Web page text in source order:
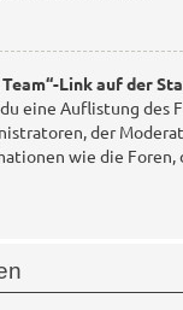
Link auf der
eine Auflistung des
der
wie die Foren,